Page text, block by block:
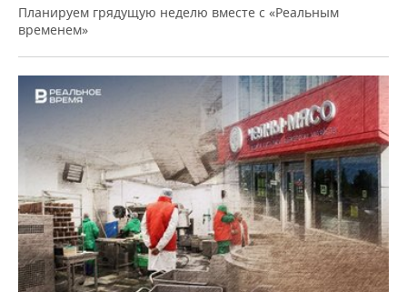
Планируем грядущую неделю вместе с «Реальным
временем»